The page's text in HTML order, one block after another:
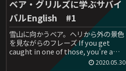
ベア・グリルズに学ぶサバイ
バルEnglish #1
雪山に向かうベア。ヘリから外の景色
を見ながらのフレーズ If you get
caught in one of those, you’re a
goner!日本語セリフ：もし巻き込まれ
れば、命はない。 Get caught = 捕ま
2020.05.30